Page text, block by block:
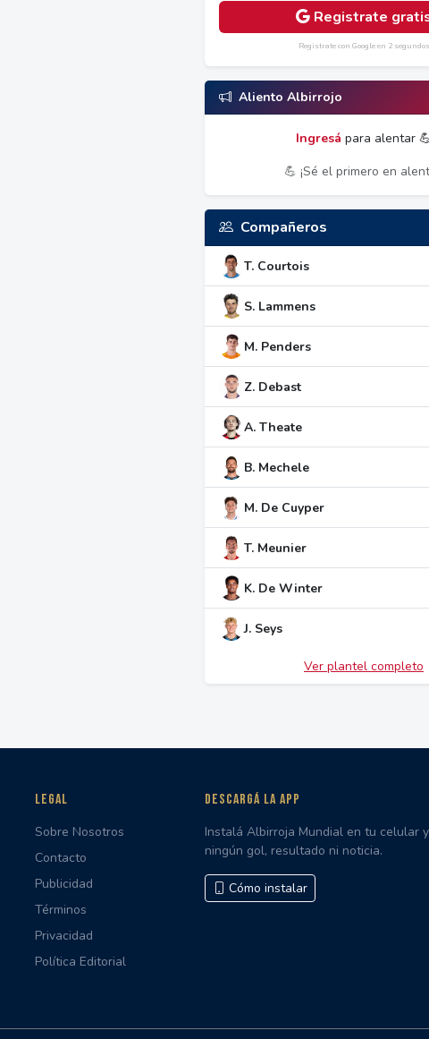
Registrate
Registrate con Google en 2 segundos
Aliento Albirrojo
Ingresá para alentar
💪 ¡Sé el primero en
Compañeros
T. Courtois
S. Lammens
M. Penders
Z. Debast
A. Theate
B. Mechele
M. De Cuyper
T. Meunier
K. De Winter
J. Seys
Ver plantel completo
LEGAL
Sobre Nosotros
Contacto
Publicidad
Términos
Privacidad
Política Editorial
DESCARGÁ LA APP
Instalá Albirroja Mundial en tu celular
ningún gol, resultado ni noticia.
Cómo instalar